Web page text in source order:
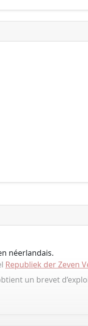
néerlandais.
Republiek der Zeven
un brevet